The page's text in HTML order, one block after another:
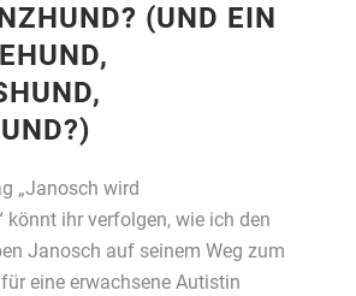
(UND EIN
„Janosch wird
könnt ihr verfolgen, wie ich den
Janosch auf seinem Weg zum
eine erwachsene Autistin